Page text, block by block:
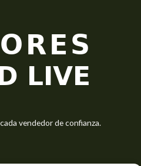
vendedor de confianza.